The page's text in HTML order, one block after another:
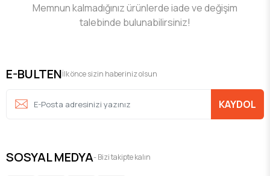
Memnun kalmadığınız ürünlerde iade ve değişim
talebinde bulunabilirsiniz!
E-BULTENİlk önce sizin haberiniz olsun
KAYDOL
SOSYAL MEDYA- Bizi takipte kalın